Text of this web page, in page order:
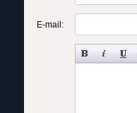
E-mail: